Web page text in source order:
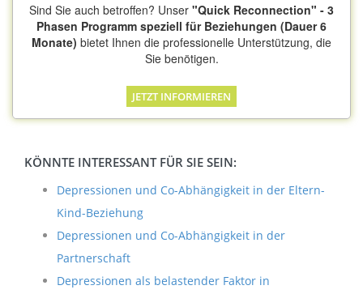
Sind Sie auch betroffen? Unser "Quick Reconnection" - 3
Phasen Programm speziell für Beziehungen (Dauer 6
Monate) bietet Ihnen die professionelle Unterstützung, die
Sie benötigen.
JETZT INFORMIEREN
KÖNNTE INTERESSANT FÜR SIE SEIN:
Depressionen und Co-Abhängigkeit in der Eltern-
Kind-Beziehung
Depressionen und Co-Abhängigkeit in der
Partnerschaft
Depressionen als belastender Faktor in